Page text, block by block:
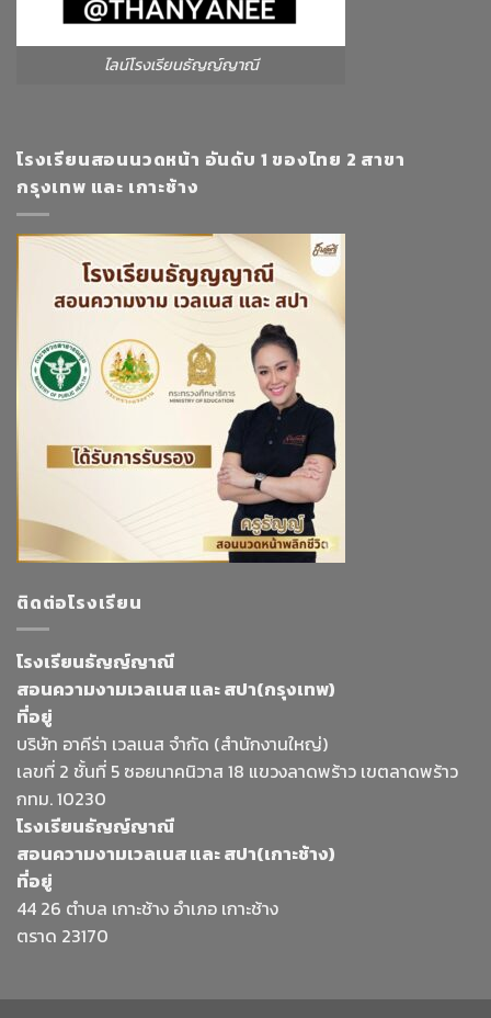
ไลน์โรงเรียนธัญญ์ญาณี
โรงเรียนสอนนวดหน้า อันดับ 1 ของไทย 2 สาขา
กรุงเทพ และ เกาะช้าง
ติดต่อโรงเรียน
โรงเรียนธัญญ์ญาณี
สอนความงามเวลเนส และ สปา(กรุงเทพ)
ที่อยู่
บริษัท อาคีร่า เวลเนส จำกัด (สำนักงานใหญ่)
เลขที่ 2 ชั้นที่ 5 ซอยนาคนิวาส 18 แขวงลาดพร้าว เขตลาดพร้าว
กทม. 10230
โรงเรียนธัญญ์ญาณี
สอนความงามเวลเนส และ สปา(เกาะช้าง)
ที่อยู่
44 26 ตำบล เกาะช้าง อำเภอ เกาะช้าง
ตราด 23170